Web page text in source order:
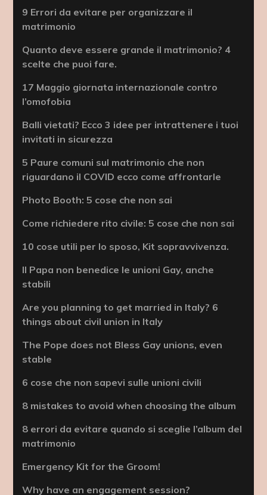
9 Errori da evitare per organizzare il
matrimonio
Quanto deve essere grande il matrimonio? 4
scelte che puoi fare.
17 Maggio giornata internazionale contro
l’omofobia
Balli vietati? Ecco 3 idee per intrattenere i tuoi
invitati in sicurezza
5 Paure comuni sul matrimonio che non
riguardano il COVID ecco come affrontarle
Photo Booth: 5 cose che non sai
Come richiedere rito civile: 5 cose che non sai
10 cose utili per lo sposo, Kit sopravvivenza.
Il Papa non benedice le unioni Gay, anche
stabili
Are you planning to get married in Italy? 6
things about civil union in Italy
The Pope does not Bless Gay unions, even
stable
6 cose che non sapevi sulle unioni civili
8 mistakes to avoid when choosing the album
8 errori da evitare quando si sceglie l’album del
matrimonio
Emergency Kit for the Groom!
Why have an engagement session?